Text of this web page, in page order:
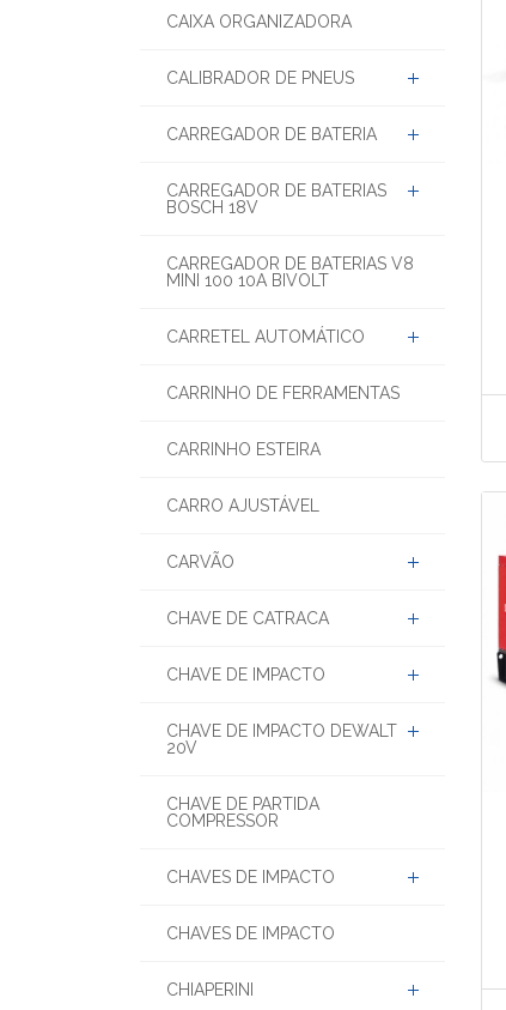
CAIXA ORGANIZADORA
CALIBRADOR DE PNEUS
CARREGADOR DE BATERIA
CARREGADOR DE BATERIAS
BOSCH 18V
CARREGADOR DE BATERIAS V8
MINI 100 10A BIVOLT
CARRETEL AUTOMÁTICO
CARRINHO DE FERRAMENTAS
CARRINHO ESTEIRA
CARRO AJUSTÁVEL
CARVÃO
CHAVE DE CATRACA
CHAVE DE IMPACTO
CHAVE DE IMPACTO DEWALT
20V
CHAVE DE PARTIDA
COMPRESSOR
CHAVES DE IMPACTO
CHAVES DE IMPACTO
CHIAPERINI